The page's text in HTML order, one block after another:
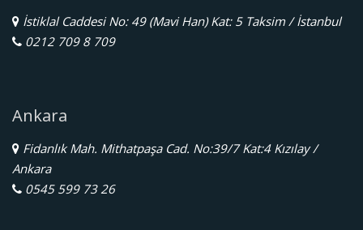
İstiklal Caddesi No: 49 (Mavi Han) Kat: 5 Taksim / İstanbul
0212 709 8 709
Ankara
Fidanlık Mah. Mithatpaşa Cad. No:39/7 Kat:4 Kızılay /
Ankara
0545 599 73 26